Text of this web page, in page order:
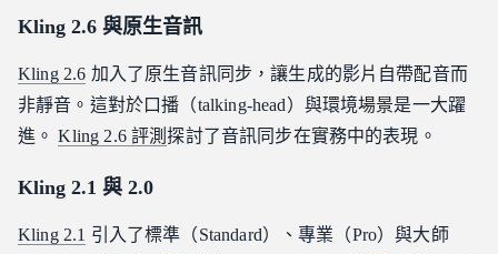
Kling 2.6 與原生音訊
Kling 2.6 加入了原生音訊同步，讓生成的影片自帶配音而
非靜音。這對於口播（talking-head）與環境場景是一大躍
進。Kling 2.6 評測探討了音訊同步在實務中的表現。
Kling 2.1 與 2.0
Kling 2.1 引入了標準（Standard）、專業（Pro）與大師